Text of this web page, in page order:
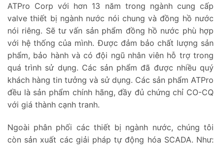
ATPro Corp với hơn 13 năm trong ngành cung cấp
valve thiết bị ngành nước nói chung và đồng hồ nước
nói riêng. Sẽ tư vấn sản phẩm đồng hồ nước phù hợp
với hệ thống của mình. Được đảm bảo chất lượng sản
phẩm, bảo hành và có đội ngũ nhân viên hỗ trợ trong
quá trình sử dụng. Các sản phẩm đã được nhiều quý
khách hàng tin tưởng và sử dụng. Các sản phẩm ATPro
đều là sản phẩm chính hãng, đầy đủ chứng chỉ CO-CQ
với giá thành cạnh tranh.
Ngoài phân phối các thiết bị ngành nước, chúng tôi
còn sản xuất các giải pháp tự động hóa SCADA. Như: